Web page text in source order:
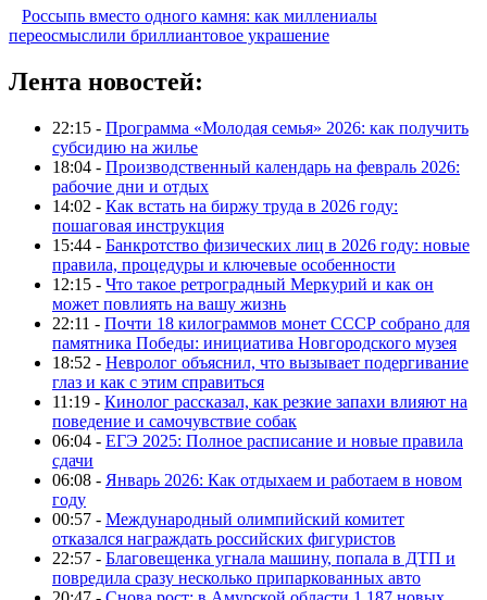
Россыпь вместо одного камня: как миллениалы
переосмыслили бриллиантовое украшение
Лента новостей:
22:15 - Программа «Молодая семья» 2026: как получить
субсидию на жилье
18:04 - Производственный календарь на февраль 2026:
рабочие дни и отдых
14:02 - Как встать на биржу труда в 2026 году:
пошаговая инструкция
15:44 - Банкротство физических лиц в 2026 году: новые
правила, процедуры и ключевые особенности
12:15 - Что такое ретроградный Меркурий и как он
может повлиять на вашу жизнь
22:11 - Почти 18 килограммов монет СССР собрано для
памятника Победы: инициатива Новгородского музея
18:52 - Невролог объяснил, что вызывает подергивание
глаз и как с этим справиться
11:19 - Кинолог рассказал, как резкие запахи влияют на
поведение и самочувствие собак
06:04 - ЕГЭ 2025: Полное расписание и новые правила
сдачи
06:08 - Январь 2026: Как отдыхаем и работаем в новом
году
00:57 - Международный олимпийский комитет
отказался награждать российских фигуристов
22:57 - Благовещенка угнала машину, попала в ДТП и
повредила сразу несколько припаркованных авто